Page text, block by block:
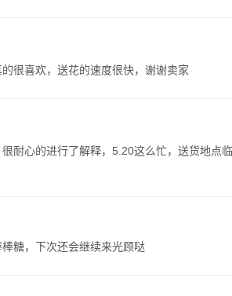
很喜欢，送花的速度很快，谢谢卖家
耐心的进行了解释，5.20这么忙，送货地点
糖，下次还会继续来光顾哒